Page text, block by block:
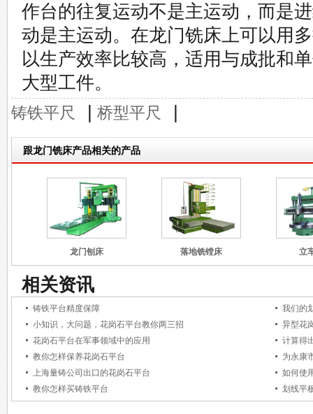
作台的往复运动不是主运动，而是
动是主运动。在龙门铣床上可以用
以生产效率比较高，适用与成批和
大型工件。
铸铁平尺 | 桥型平尺 |
跟龙门铣床产品相关的产品
龙门刨床 落地铣镗床 立
相关资讯
铸铁平台精度保障
我们的
小知识，大问题，花岗石平台教你两三招
异型花
花岗石平台在军事领域中的应用
计算得
教你怎样保养花岗石平台
为永康
上海量铸公司出口的花岗石平台
如何使
教你怎样买铸铁平台
划线平